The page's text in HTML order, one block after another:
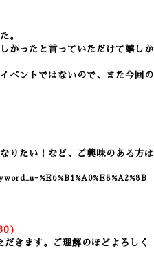
。
かったと言っていただけて嬉しか
ベントではないので、また今回の
りたい！など、
ご興味のある方は
0)
だきます。ご理解のほどよろしく